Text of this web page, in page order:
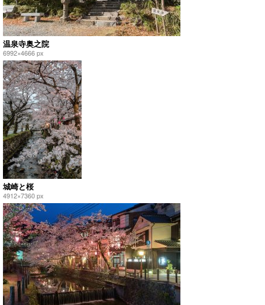
温泉寺奥之院
6992×4666 px
城崎と桜
4912×7360 px